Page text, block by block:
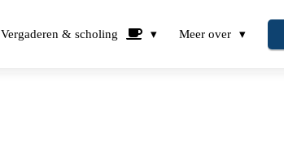
Vergaderen & scholing Meer over